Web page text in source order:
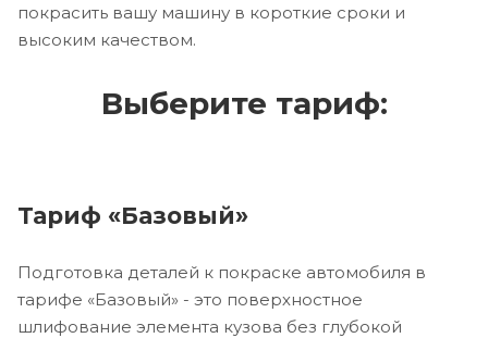
покрасить вашу машину в короткие сроки и
высоким качеством.
Выберите тариф:
Тариф «Базовый»
Подготовка деталей к покраске автомобиля в
тарифе «Базовый» - это поверхностное
шлифование элемента кузова без глубокой